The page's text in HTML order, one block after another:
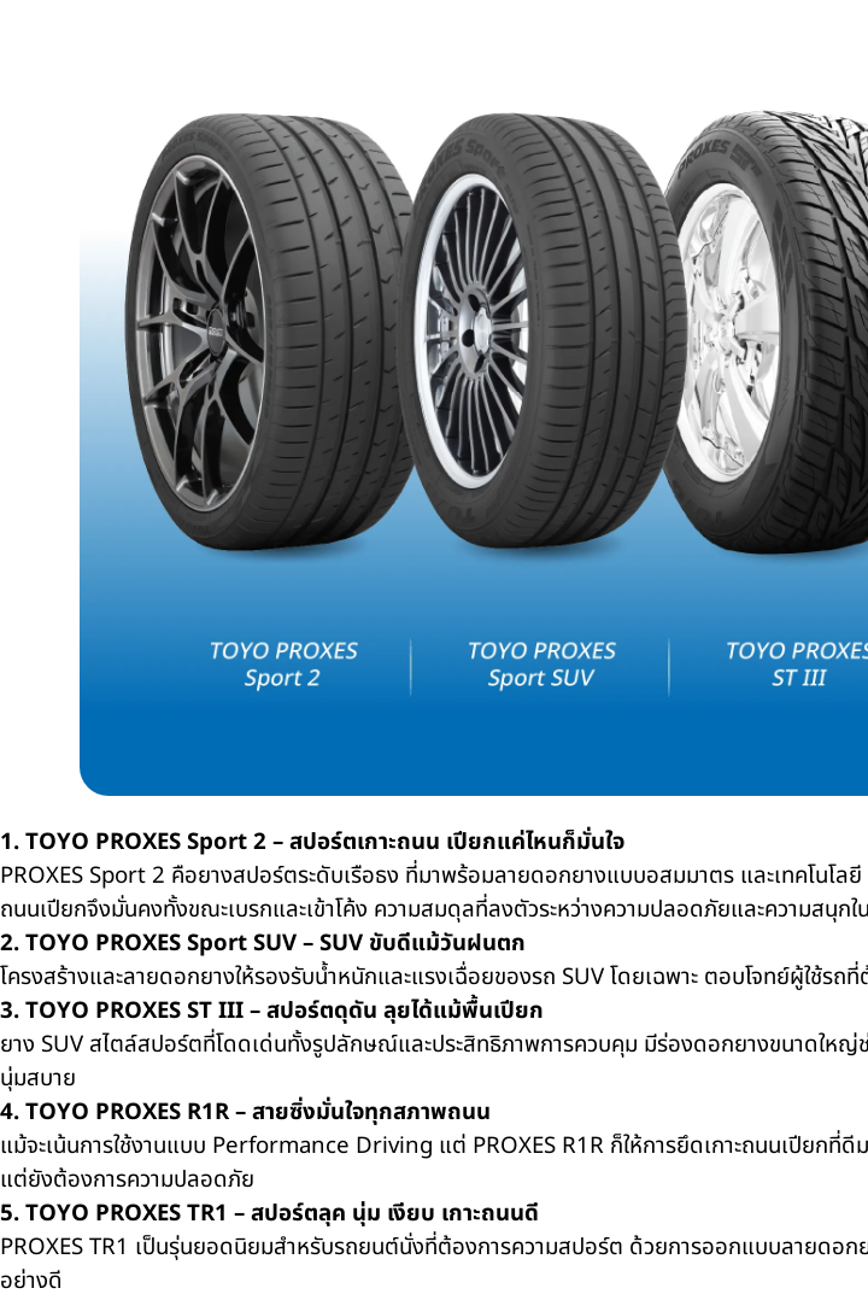
1. TOYO PROXES Sport 2 –สปอร์ตเกาะถนน เปียกแค่ไหนก็มั่นใจ
PROXES Sport 2 คือยางสปอร์ตระดับเรือธง ที่มาพร้อมลายดอกยางแบบอสมมาตร และเทคโนโลยี
ถนนเปียกจึงมั่นคงทั้งขณะเบรกและเข้าโค้ง ความสมดุลที่ลงตัวระหว่างความปลอดภัยและความสนุกใ
2. TOYO PROXES Sport SUV – SUV ขับดีแม้วันฝนตก
โครงสร้างและลายดอกยางให้รองรับน้ำหนักและแรงเฉื่อยของรถ SUVโดยเฉพาะ ตอบโจทย์ผู้ใช้รถ
3. TOYO PROXES ST III –สปอร์ตดุดัน ลุยได้แม้พื้นเปียก
ยาง SUV สไตล์สปอร์ตที่โดดเด่นทั้งรูปลักษณ์และประสิทธิภาพการควบคุม มีร่องดอกยางขนาดใหญ่
นุ่มสบาย
4. TOYO PROXES R1R –สายซิ่งมั่นใจทุกสภาพถนน
แม้จะเน้นการใช้งานแบบ Performance Driving แต่ PROXES R1R ก็ให้การยึดเกาะถนนเปียกที่
แต่ยังต้องการความปลอดภัย
5. TOYO PROXES TR1 –สปอร์ตลุค นุ่ม เงียบ เกาะถนนดี
PROXES TR1 เป็นรุ่นยอดนิยมสำหรับรถยนต์นั่งที่ต้องการความสปอร์ต ด้วยการออกแบบลายดอก
อย่างดี